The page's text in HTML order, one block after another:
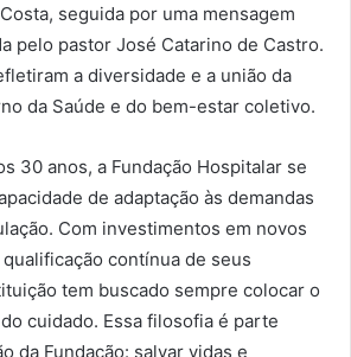
seguida por uma mensagem
pelo pastor José Catarino de Castro.
a diversidade e a união da
da Saúde e do bem-estar coletivo.
30 anos, a Fundação Hospitalar se
de adaptação às demandas
Com investimentos em novos
contínua de seus
tem buscado sempre colocar o
cuidado. Essa filosofia é parte
da Fundação: salvar vidas e